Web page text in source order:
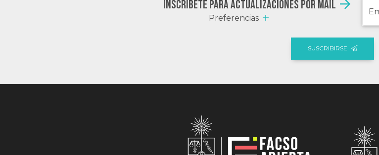
Inscríbete para actualizaciones por mail
Preferencias
SUSCRIBIRSE